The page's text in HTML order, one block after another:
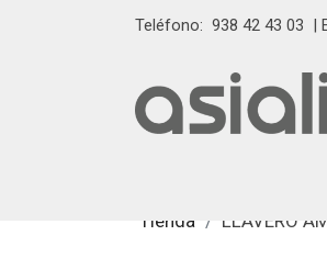
Teléfono: 938 42 43 03 |
Tienda
LLAVERO